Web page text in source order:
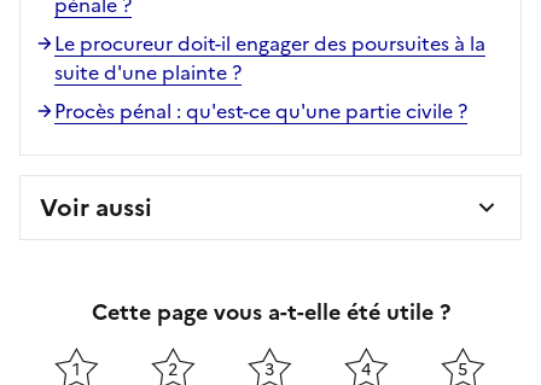
Le procureur doit-il engager des poursuites à la
suite d'une plainte ?
Procès pénal : qu'est-ce qu'une partie civile ?
Voir aussi
Cette page vous a-t-elle été utile ?
1 2 3 4 5